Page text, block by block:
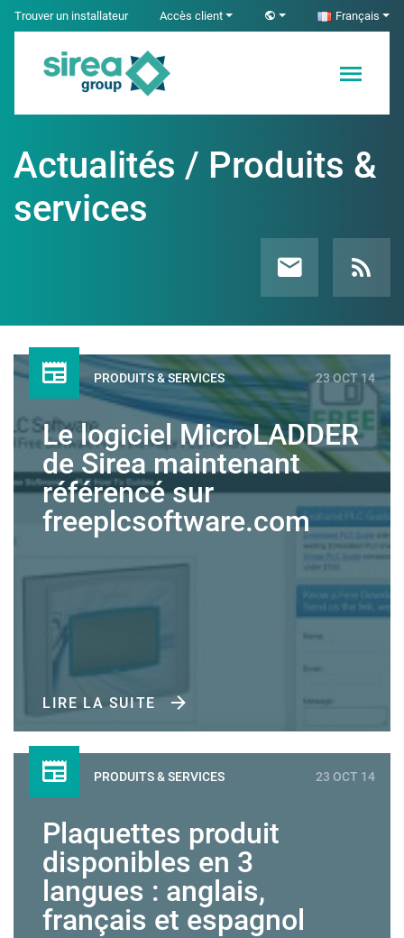
SkipTrouver un installateur Accès client Français
Solutions en
Électricité et
industriel
Actualités / Produits &
services
PRODUITS & SERVICES 23 OCT 14
Le logiciel MicroLADDER
de Sirea maintenant
référencé sur
freeplcsoftware.com
LIRE LA SUITE
PRODUITS & SERVICES 23 OCT 14
Plaquettes produit
disponibles en 3
langues : anglais,
français et espagnol